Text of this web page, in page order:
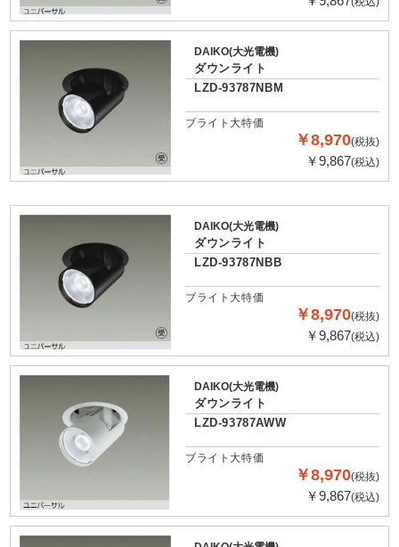
DAIKO(大光電機)
ダウンライト
LZD-93787NBM
ブライト大特価
￥8,970(税抜)
￥9,867(税込)
DAIKO(大光電機)
ダウンライト
LZD-93787NBB
ブライト大特価
￥8,970(税抜)
￥9,867(税込)
DAIKO(大光電機)
ダウンライト
LZD-93787AWW
ブライト大特価
￥8,970(税抜)
￥9,867(税込)